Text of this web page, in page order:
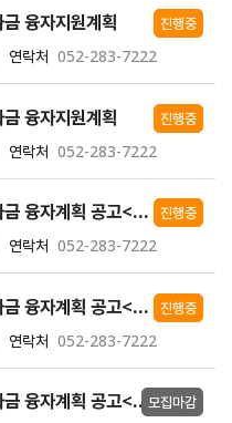
융자지원계획
연락처 052-283-7222
진행중
융자지원계획
연락처 052-283-7222
진행중
2026년 중구 중소기업 경영안정자금 융자계획 공고<온라인-상시접수>
연락처 052-283-7222
진행중
2026년 동구 중소기업 경영안정자금 융자계획 공고<온라인-상시접수>
연락처 052-283-7222
진행중
2026년 북구 중소기업 경영안정자금 융자계획 공고<온라인-상시접수>모집마감